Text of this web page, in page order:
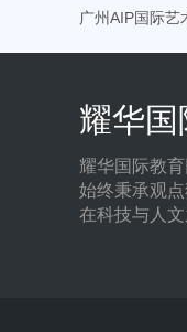
广州AIP国际艺
耀华国
耀华国际教
始终秉承观
在科技与人文